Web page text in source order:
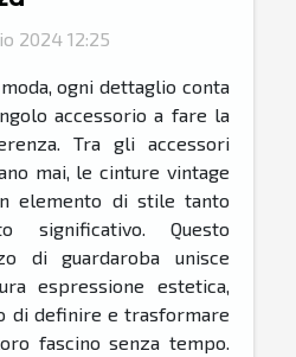
2024 12:25
ogni dettaglio conta
accessorio a fare la
Tra gli accessori
mai, le cinture vintage
elemento di stile tanto
significativo. Questo
di guardaroba unisce
espressione estetica,
di definire e trasformare
fascino senza tempo.